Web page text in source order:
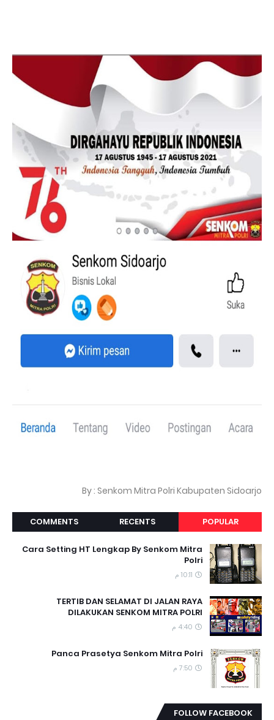
By : Senkom Mitra Polri Kabupaten Sidoarjo
POPULAR
RECENTS
COMMENTS
Cara Setting HT Lengkap By Senkom Mitra
Polri
10:11 م
TERTIB DAN SELAMAT DI JALAN RAYA
DILAKUKAN SENKOM MITRA POLRI
4:40 م
Panca Prasetya Senkom Mitra Polri
7:50 م
FOLLOW FACEBOOK